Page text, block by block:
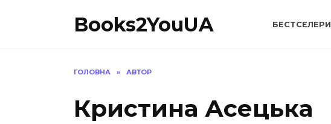
Books2YouUA БЕСТСЕЛЕРИ
ГОЛОВНА » АВТОР
Кристина Асецька